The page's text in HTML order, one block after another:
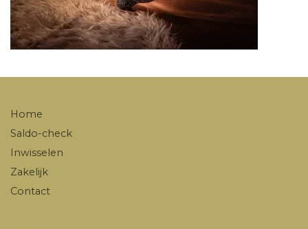
Home
Saldo-check
Inwisselen
Zakelijk
Contact